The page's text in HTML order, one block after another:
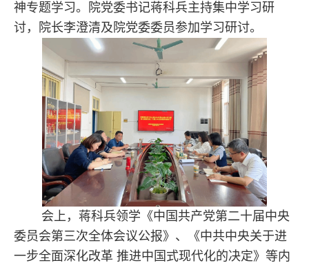
神专题学习。院党委书记蒋科兵主持集中学习研
讨，院长李澄清及院党委委员参加学习研讨。
会上，蒋科兵领学《中国共产党第二十届中央
委员会第三次全体会议公报》、《中共中央关于进
一步全面深化改革 推进中国式现代化的决定》等内